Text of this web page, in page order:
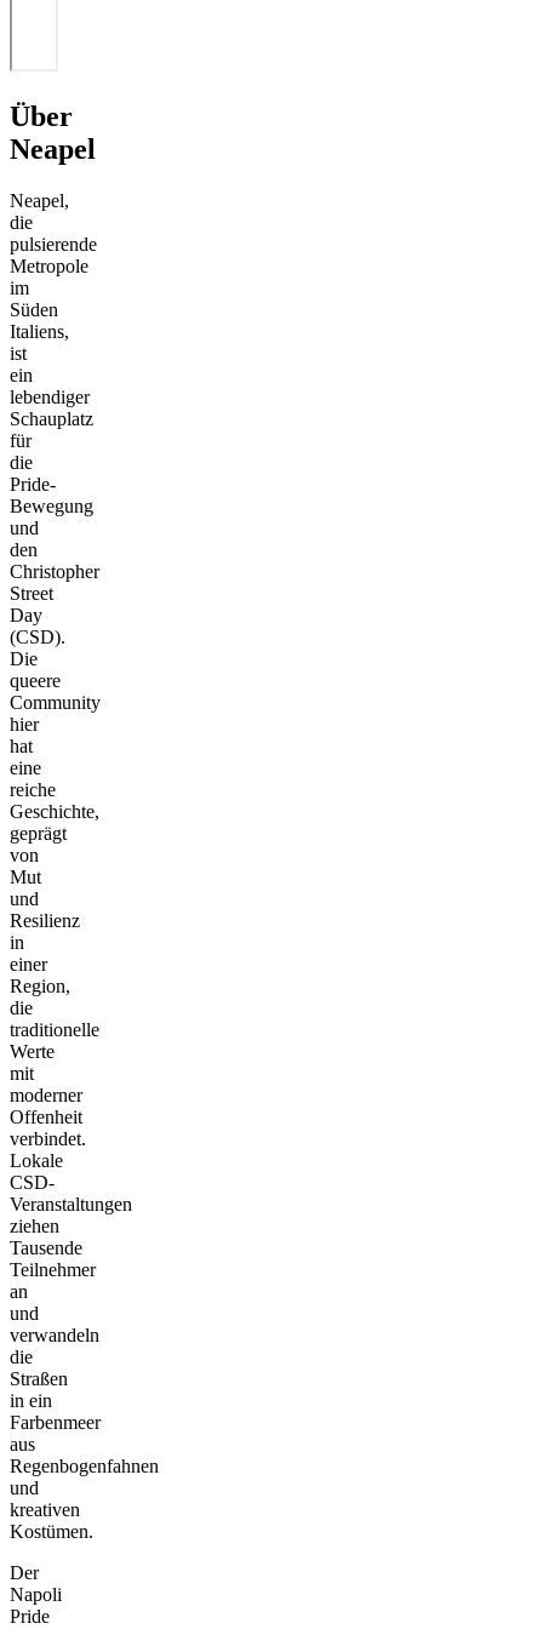
Über
Neapel
Neapel,
die
pulsierende
Metropole
im
Süden
Italiens,
ist
ein
lebendiger
Schauplatz
für
die
Pride-
Bewegung
und
den
Christopher
Street
Day
(CSD).
Die
queere
Community
hier
hat
eine
reiche
Geschichte,
geprägt
von
Mut
und
Resilienz
in
einer
Region,
die
traditionelle
Werte
mit
moderner
Offenheit
verbindet.
Lokale
CSD-
Veranstaltungen
ziehen
Tausende
Teilnehmer
an
und
verwandeln
die
Straßen
in ein
Farbenmeer
aus
Regenbogenfahnen
und
kreativen
Kostümen.
Der
Napoli
Pride